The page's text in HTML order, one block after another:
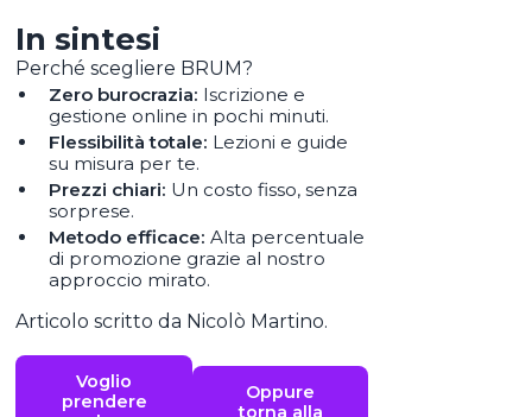
In sintesi
Perché scegliere BRUM?
Zero burocrazia: Iscrizione e
gestione online in pochi minuti.
Flessibilità totale: Lezioni e guide
su misura per te.
Prezzi chiari: Un costo fisso, senza
sorprese.
Metodo efficace: Alta percentuale
di promozione grazie al nostro
approccio mirato.
Articolo scritto da Nicolò Martino.
Voglio
prendere
Oppure
torna alla